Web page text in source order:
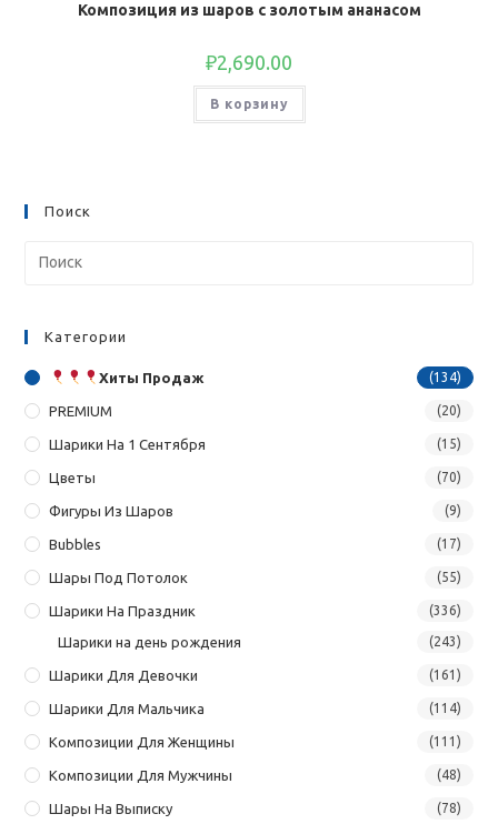
Композиция из шаров с золотым ананасом
₽2,690.00
В корзину
Поиск
Категории
Хиты Продаж (134)
PREMIUM (20)
Шарики На 1 Сентября (15)
Цветы (70)
Фигуры Из Шаров (9)
Bubbles (17)
Шары Под Потолок (55)
Шарики На Праздник (336)
Шарики на день рождения (243)
Шарики Для Девочки (161)
Шарики Для Мальчика (114)
Композиции Для Женщины (111)
Композиции Для Мужчины (48)
Шары На Выписку (78)